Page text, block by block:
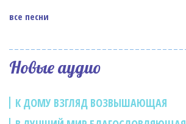
все песни
Новые аудио
К ДОМУ ВЗГЛЯД ВОЗВЫШАЮЩАЯ